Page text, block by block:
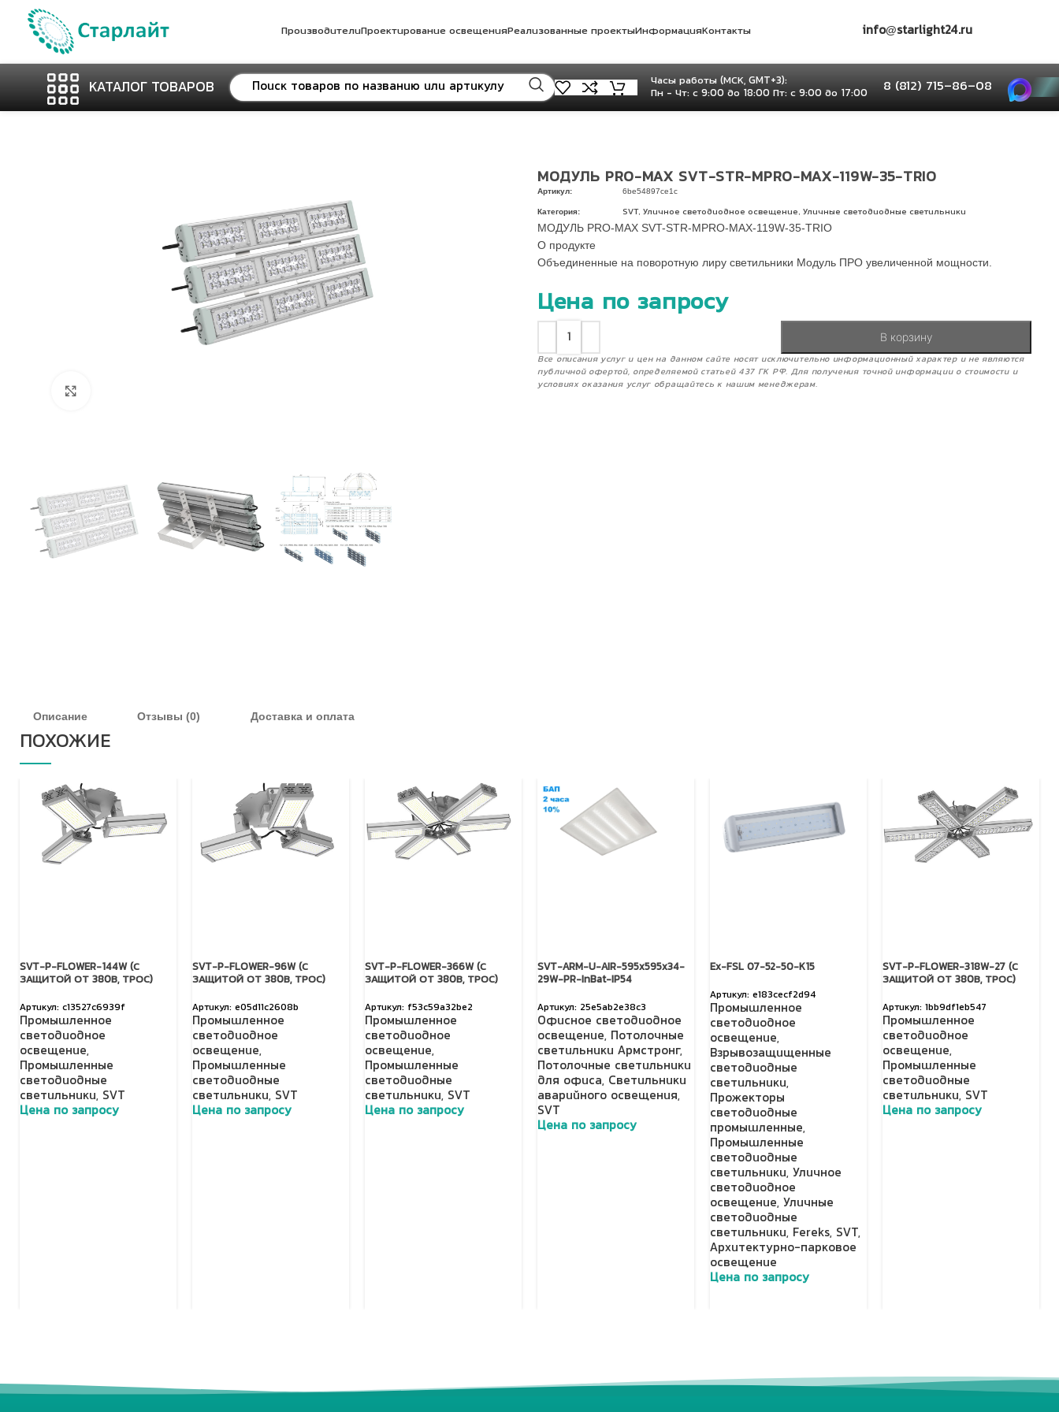
ПроизводителиПроектирование освещенияРеализованные проектыИнформацияКонтакты info@starlight24.ru
КАТАЛОГ ТОВАРОВ
Часы работы (МСК, GMT+3):
Пн - Чт: с 9:00 до 18:00 Пт: с 9:00 до 17:00
8 (812) 715–86–08
МОДУЛЬ PRO-MAX SVT-STR-MPRO-MAX-119W-35-TRIO
Артикул: 6be54897ce1c
Категория: SVT, Уличное светодиодное освещение Уличные светодиодные светильники
МОДУЛЬ PRO-MAX SVT-STR-MPRO-MAX-119W-35-TRIO
О продукте
Объединенные на поворотную лиру светильники Модуль ПРО увеличенной мощности.
Цена по запросу
В корзину
Все описания услуг и цен на данном сайте носят исключительно информационный характер и не являются
публичной офертой, определяемой статьей 437 ГК РФ. Для получения точной информации о стоимости и
условиях оказания услуг обращайтесь к нашим менеджерам.
Описание Отзывы (0) Доставка и оплата
ПОХОЖИЕ
SVT-P-FLOWER-144W (С
ЗАЩИТОЙ ОТ 380В, ТРОС)
c13527c6939f
Промышленное
светодиодное
освещение,
Промышленные
светодиодные
светильники, SVT
Цена по запросу
SVT-P-FLOWER-96W (С
ЗАЩИТОЙ ОТ 380В, ТРОС)
e05d11c2608b
Промышленное
светодиодное
освещение,
Промышленные
светодиодные
светильники, SVT
Цена по запросу
SVT-P-FLOWER-366W (С
ЗАЩИТОЙ ОТ 380В, ТРОС)
f53c59a32be2
Промышленное
светодиодное
освещение,
Промышленные
светодиодные
светильники, SVT
Цена по запросу
SVT-ARM-U-AIR-595x595x34-
29W-PR-InBat-IP54
25e5ab2e38c3
Офисное светодиодное
освещение, Потолочные
светильники Армстронг,
Потолочные светильники
для офиса, Светильники
аварийного освещения,
SVT
Цена по запросу
Ex-FSL 07-52-50-K15
e183cecf2d94
Промышленное
светодиодное
освещение,
Взрывозащищенные
светодиодные
светильники,
Прожекторы
светодиодные
промышленные,
Промышленные
светодиодные
светильники, Уличное
светодиодное
освещение, Уличные
светодиодные
светильники, Fereks, SVT ,
Архитектурно-парковое
освещение
Цена по запросу
SVT-P-FLOWER-318W-27 (С
ЗАЩИТОЙ ОТ 380В, ТРОС)
1bb9df1eb547
Промышленное
светодиодное
освещение,
Промышленные
светодиодные
светильники, SVT
Цена по запросу